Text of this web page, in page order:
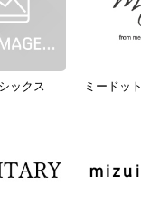
ックス ミードット